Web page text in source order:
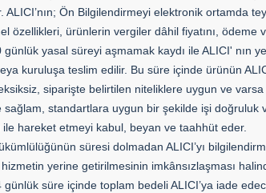
Ön Bilgilendirmeyi elektronik ortamda
özellikleri, ürünlerin vergiler dâhil fiyatını,
yasal süreyi aşmamak kaydı ile ALICI' nın
kuruluşa teslim edilir. Bu süre içinde ürünün
siparişte belirtilen niteliklere uygun ve
standartlara uygun bir şekilde işi doğruluk
hareket etmeyi kabul, beyan ve taahhüt eder.
süresi dolmadan ALICI’yı
yerine getirilmesinin imkânsızlaşması
günlük süre içinde toplam bedeli ALICI’ya iade